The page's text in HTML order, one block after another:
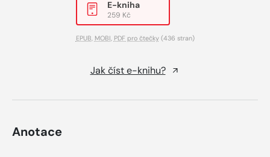
E-kniha
259 Kč
EPUB MOBI PDF pro čtečky(436 stran)
Jak číst e-knihu?
Anotace